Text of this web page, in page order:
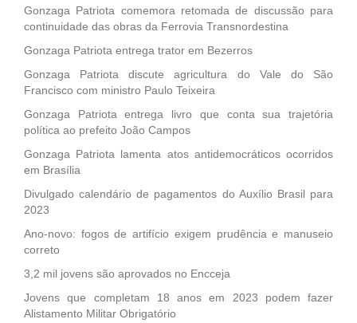
Gonzaga Patriota comemora retomada de discussão para
continuidade das obras da Ferrovia Transnordestina
Gonzaga Patriota entrega trator em Bezerros
Gonzaga Patriota discute agricultura do Vale do São
Francisco com ministro Paulo Teixeira
Gonzaga Patriota entrega livro que conta sua trajetória
política ao prefeito João Campos
Gonzaga Patriota lamenta atos antidemocráticos ocorridos
em Brasília
Divulgado calendário de pagamentos do Auxílio Brasil para
2023
Ano-novo: fogos de artifício exigem prudência e manuseio
correto
3,2 mil jovens são aprovados no Encceja
Jovens que completam 18 anos em 2023 podem fazer
Alistamento Militar Obrigatório